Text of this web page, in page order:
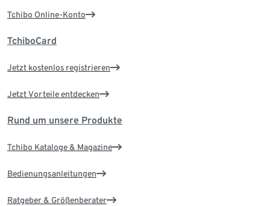
Tchibo Online-Konto
TchiboCard
Jetzt kostenlos registrieren
Jetzt Vorteile entdecken
Rund um unsere Produkte
Tchibo Kataloge & Magazine
Bedienungsanleitungen
Ratgeber & Größenberater